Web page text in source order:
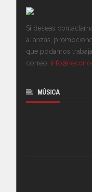
Si deseas
alianzas,
que podamos
correo:
MÚSICA